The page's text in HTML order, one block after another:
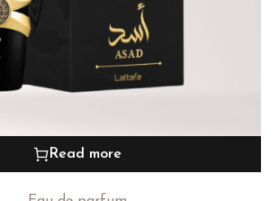
Read more